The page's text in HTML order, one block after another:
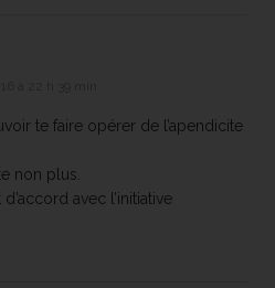
te faire opérer de l’apendicite
non plus.
avec l’initiative